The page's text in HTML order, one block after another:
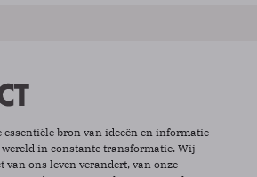
essentiële bron van ideeën en informatie
wereld in constante transformatie. Wij
van ons leven verandert, van onze